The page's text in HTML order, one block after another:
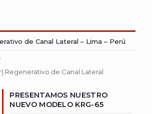
de Canal Lateral – Lima – Perú
Regenerativo de Canal Lateral
PRESENTAMOS NUESTRO
NUEVO MODELO KRG-65